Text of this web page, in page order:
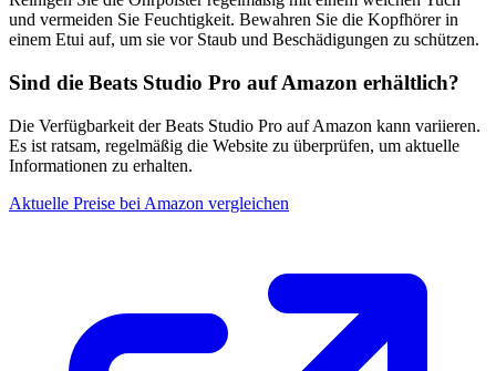
und vermeiden Sie Feuchtigkeit. Bewahren Sie die Kopfhörer in
einem Etui auf, um sie vor Staub und Beschädigungen zu schützen.
Sind die Beats Studio Pro auf Amazon erhältlich?
Die Verfügbarkeit der Beats Studio Pro auf Amazon kann variieren.
Es ist ratsam, regelmäßig die Website zu überprüfen, um aktuelle
Informationen zu erhalten.
Aktuelle Preise bei Amazon vergleichen